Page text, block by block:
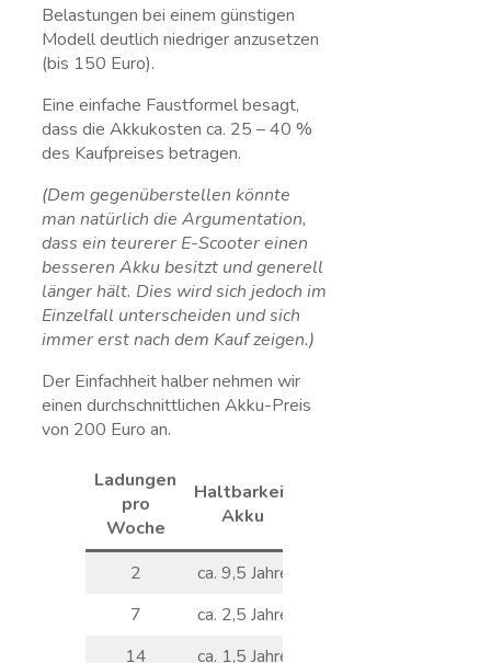
Belastungen bei einem günstigen
Modell deutlich niedriger anzusetzen
(bis 150 Euro).
Eine einfache Faustformel besagt,
dass die Akkukosten ca. 25 – 40 %
des Kaufpreises betragen.
(Dem gegenüberstellen könnte
man natürlich die Argumentation,
dass ein teurerer E-Scooter einen
besseren Akku besitzt und generell
länger hält. Dies wird sich jedoch im
Einzelfall unterscheiden und sich
immer erst nach dem Kauf zeigen.)
Der Einfachheit halber nehmen wir
einen durchschnittlichen Akku-Preis
von 200 Euro an.
Ladungen
pro
Woche
Haltbarkeit
Akku
2 ca. 9,5 Jahre
7
ca. 2,5 Jahre
14
ca. 1,5 Jahre